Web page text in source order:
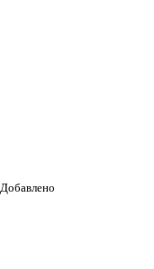
Добавлено